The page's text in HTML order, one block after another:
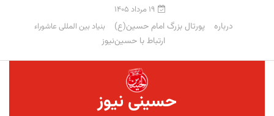
۱۹ مرداد ۱۴۰۵
درباره پورتال بزرگ امام حسین(ع) بنیاد بین المللی عاشوراء
ارتباط با حسین‌نیوز
حسینی نیوز